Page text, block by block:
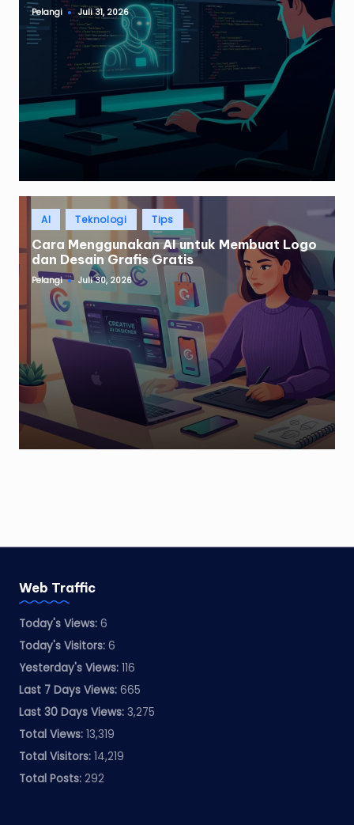
Posted
by
Pelangi Juli 31, 2026
Posted
inAI Teknologi Tips
Cara Menggunakan AI untuk Membuat Logo
dan Desain Grafis Gratis
Posted
Pelangi Juli 30, 2026
Web Traffic
Today's Views: 6
Today's Visitors: 6
Yesterday's Views: 116
Last 7 Days Views: 665
Last 30 Days Views: 3,275
Total Views: 13,319
Total Visitors: 14,219
Total Posts: 292